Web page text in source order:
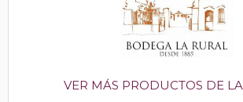
VER MÁS PRODUCTOS DE LA